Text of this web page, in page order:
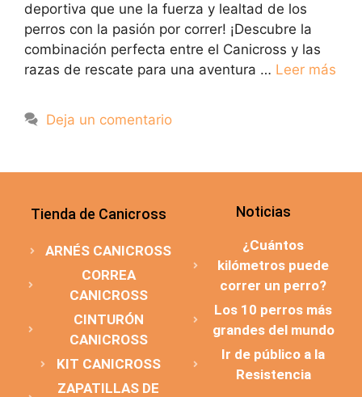
deportiva que une la fuerza y lealtad de los
perros con la pasión por correr! ¡Descubre la
combinación perfecta entre el Canicross y las
razas de rescate para una aventura … Leer más
Deja un comentario
Tienda de Canicross
ARNÉS CANICROSS
CORREA
CANICROSS
CINTURÓN
CANICROSS
KIT CANICROSS
ZAPATILLAS DE
Noticias
¿Cuántos
kilómetros puede
correr un perro?
Los 10 perros más
grandes del mundo
Ir de público a la
Resistencia